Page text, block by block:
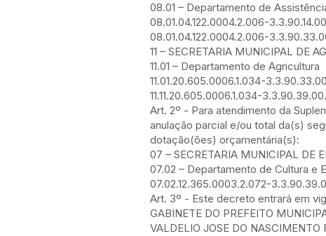
08.01 – Departamento de
08.01.04.122.0004.2.006-
08.01.04.122.0004.2.006-
11 – SECRETARIA MUNICIPAL DE
11.01 – Departamento de Agricultura
11.01.20.605.0006.1.034-
11.11.20.605.0006.1.034-
Art. 2º - Para atendimento da
anulação parcial e/ou total da(s)
dotação(ões) orçamentária(s):
07 – SECRETARIA MUNICIPAL DE
07.02 – Departamento de Cultura e
07.02.12.365.0003.2.072-
Art. 3º - Este decreto entrará em
GABINETE DO PREFEITO
VALDELIO JOSE DO NASCIMENTO